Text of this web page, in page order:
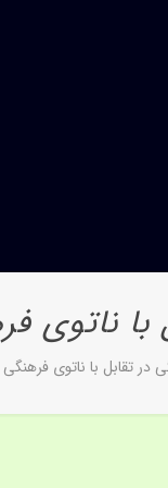
با ناتوى
در تقابل با ناتوى فرهنگى